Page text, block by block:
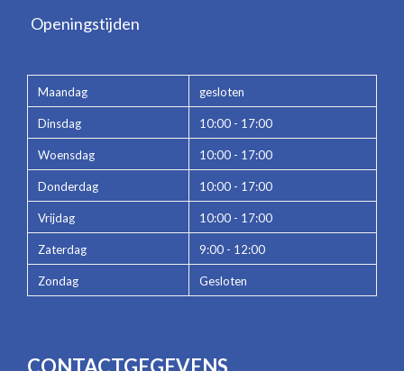
Openingstijden
Maandag gesloten
Dinsdag 10:00 - 17:00
Woensdag 10:00 - 17:00
Donderdag 10:00 - 17:00
Vrijdag 10:00 - 17:00
Zaterdag 9:00 - 12:00
Zondag Gesloten